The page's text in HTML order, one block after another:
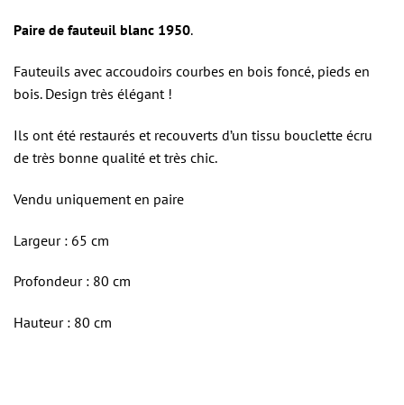
Paire de fauteuil blanc 1950.
Fauteuils avec accoudoirs courbes en bois foncé, pieds en
bois. Design très élégant !
Ils ont été restaurés et recouverts d’un tissu bouclette écru
de très bonne qualité et très chic.
Vendu uniquement en paire
Largeur : 65 cm
Profondeur : 80 cm
Hauteur : 80 cm